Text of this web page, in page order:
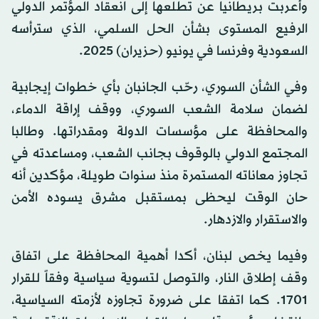
وأعربت بريطانيا عن تطلعها إلى انعقاد المؤتمر الدولي
الرفيع المستوى بشأن الحل السلمي، الذي سترأسه
السعودية وفرنسا في يونيو (حزيران) 2025.
وفي الشأن السوري، رحّب الجانبان بأي خطوات إيجابية
لضمان سلامة الشعب السوري، ووقف إراقة الدماء،
والمحافظة على مؤسسات الدولة ومقدراتها. وطالبا
المجتمع الدولي بالوقوف بجانب الشعب، ومساعدته في
تجاوز معاناته المستمرة منذ سنوات طويلة، مؤكدين أنه
حان الوقت ليحظى بمستقبل مشرق يسوده الأمن
والاستقرار والازدهار.
وفيما يخص لبنان، أكدا أهمية المحافظة على اتفاق
وقف إطلاق النار، والتوصل لتسوية سياسية وفقاً للقرار
1701. كما اتفقا على ضرورة تجاوزه لأزمته السياسية،